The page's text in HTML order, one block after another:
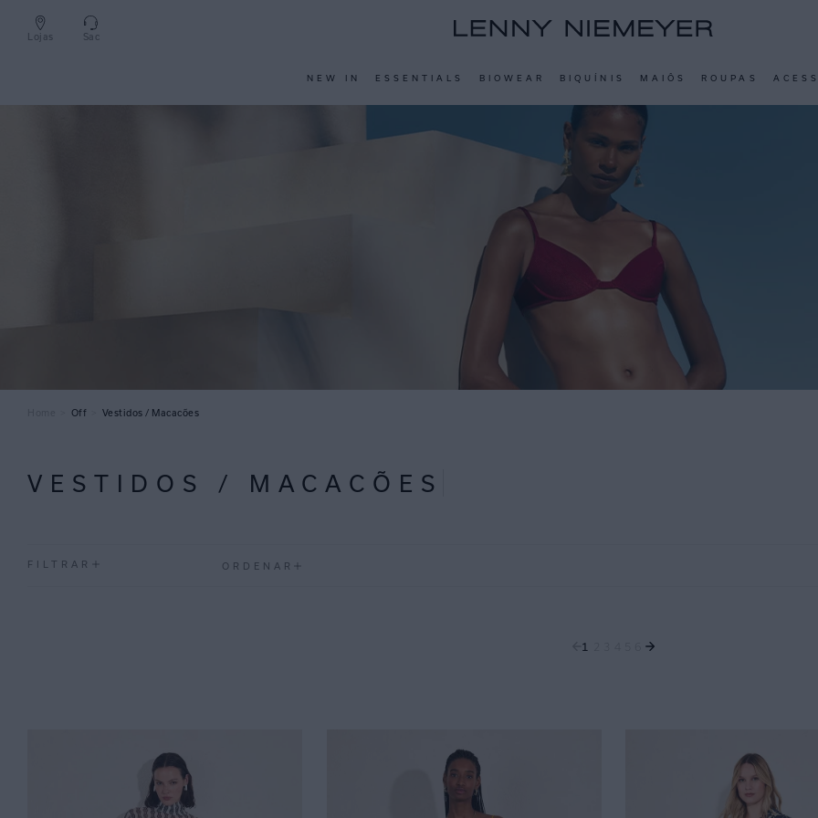
Lojas Sac
NEW IN ESSENTIALS BIOWEAR BIQUÍNIS MAIÔS ROUPAS
Off Vestidos / Macacões
VESTIDOS / MACACÕES
FILTRAR ORDENAR
1